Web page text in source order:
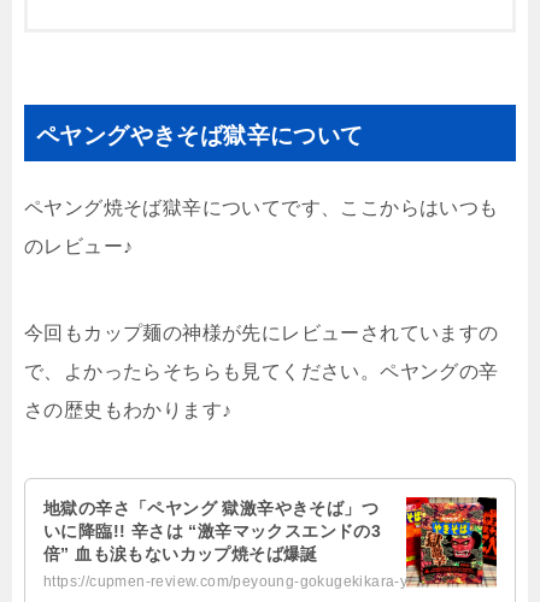
ペヤングやきそば獄辛について
ペヤング焼そば獄辛についてです、ここからはいつも
のレビュー♪
今回もカップ麺の神様が先にレビューされていますの
で、よかったらそちらも見てください。ペヤングの辛
さの歴史もわかります♪
地獄の辛さ「ペヤング 獄激辛やきそば」つ
いに降臨!! 辛さは “激辛マックスエンドの3
倍” 血も涙もないカップ焼そば爆誕
https://cupmen-review.com/peyoung-gokugekikara-yakisoba/